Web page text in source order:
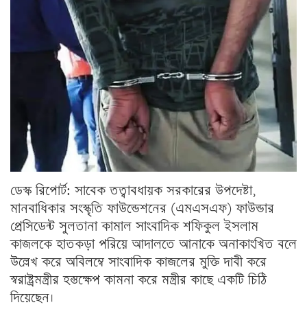
ডেস্ক রিপোর্ট: সাবেক তত্বাবধায়ক সরকারের উপদেষ্টা,
মানবাধিকার সংস্কৃতি ফাউন্ডেশনের (এমএসএফ) ফাউন্ডার
প্রেসিডেন্ট সুলতানা কামাল সাংবাদিক শফিকুল ইসলাম
কাজলকে হাতকড়া পরিয়ে আদালতে আনাকে অনাকাংখিত বলে
উল্লেখ করে অবিলম্বে সাংবাদিক কাজলের মুক্তি দাবী করে
স্বরাষ্ট্রমন্ত্রীর হস্তক্ষেপ কামনা করে মন্ত্রীর কাছে একটি চিঠি
দিয়েছেন।